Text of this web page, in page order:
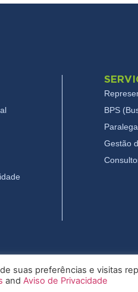
BPS
Gestão
Termos legais e
suas preferências e visitas
and Aviso de Privacidade